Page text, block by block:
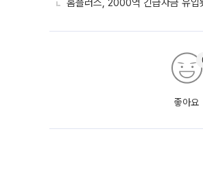
홈플러스, 2000억 긴급자금 유입
좋아요